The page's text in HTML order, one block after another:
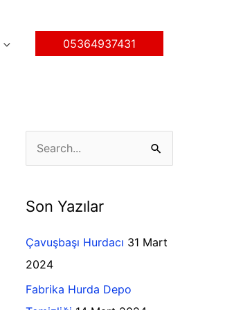
05364937431
c
h
f
o
Son Yazılar
Çavuşbaşı Hurdacı 31 Mart
2024
Fabrika Hurda Depo
a
e
o
i